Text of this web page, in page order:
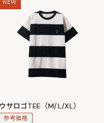
NEW
ウサロゴTEE（M/L/XL）
参考価格